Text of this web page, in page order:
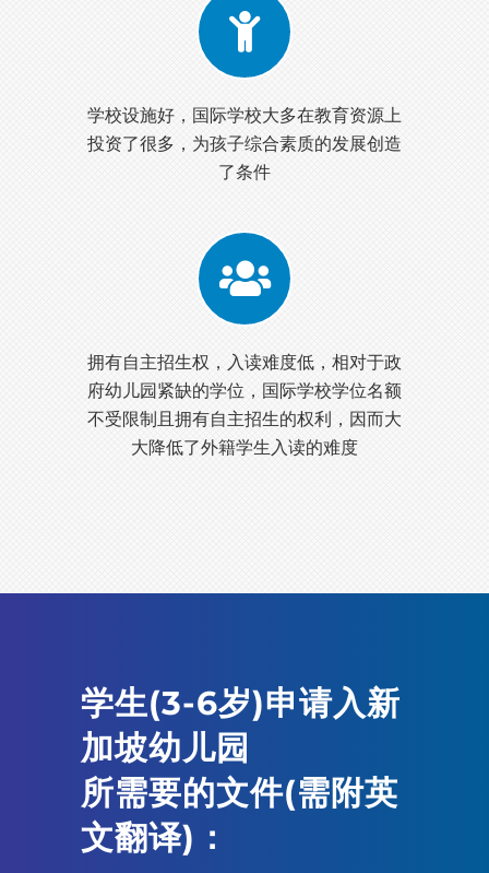
学校设施好，国际学校大多在教育资源上
投资了很多，为孩子综合素质的发展创造
了条件
拥有自主招生权，入读难度低，相对于政
府幼儿园紧缺的学位，国际学校学位名额
不受限制且拥有自主招生的权利，因而大
大降低了外籍学生入读的难度
学生(3-6岁)申请入新
加坡幼儿园
所需要的文件(需附英
文翻译)：